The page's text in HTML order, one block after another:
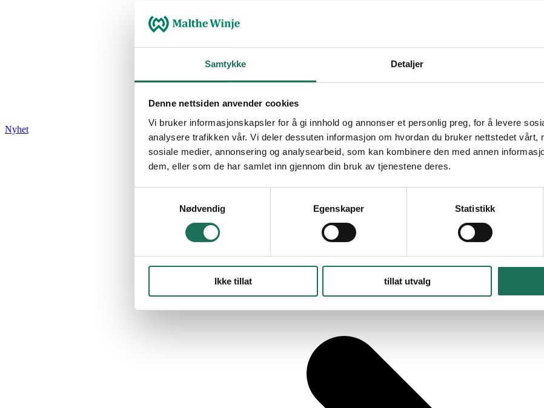
Samtykke Detaljer
Denne nettsiden anvender cookies
Vi bruker informasjonskapsler for å gi innhold og annonser et personlig preg, for å levere
analysere trafikken vår. Vi deler dessuten informasjon om hvordan du bruker nettstedet vårt,
sosiale medier, annonsering og analysearbeid, som kan kombinere den med annen
dem, eller som de har samlet inn gjennom din bruk av tjenestene deres.
Nødvendig
Egenskaper Statistikk
Ikke tillat tillat utvalg
Nyhet